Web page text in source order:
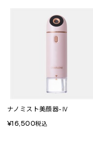
ナノミスト美顔器-Ⅳ
¥16,500税込